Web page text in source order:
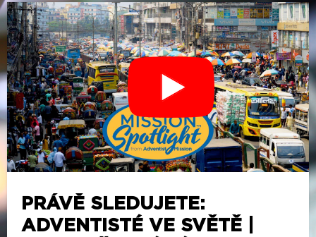
PRÁVĚ SLEDUJETE:
ADVENTISTÉ VE SVĚTĚ |